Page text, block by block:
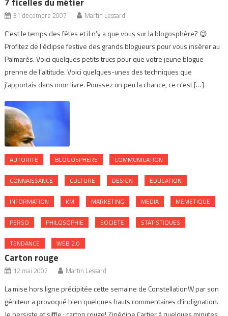
31 décembre 2007 Martin Lessard
C’est le temps des fêtes et il n’y a que vous sur la blogosphère? 😉
Profitez de l’éclipse festive des grands blogueurs pour vous insérer au
Palmarès. Voici quelques petits trucs pour que votre jeune blogue
prenne de l’altitude. Voici quelques-unes des techniques que
j’apportais dans mon livre. Poussez un peu la chance, ce n’est […]
AUTORITE BLOGOSPHERE COMMUNICATION
CONNAISSANCE CULTURE DESIGN EDUCATION
INFORMATION KM MARKETING MEDIA MEMETIQUE
PERSO PHILOSOPHIE SOCIETE STATISTIQUES
TENDANCE WEB 2.0
Carton rouge
12 mai 2007 Martin Lessard
La mise hors ligne précipitée cette semaine de ConstellationW par son
géniteur a provoqué bien quelques hauts commentaires d’indignation.